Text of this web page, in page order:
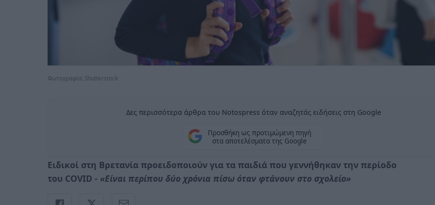
Φωτογραφία: Shutterstock
Δες περισσότερα άρθρα του Notospress όταν αναζητάς ειδήσεις στη Google
Προσθήκη ως προτιμώμενη πηγή
στα αποτελέσματα της Google
Ειδικοί στη Βρετανία προειδοποιούν για τα παιδιά που γεννήθηκαν την περίοδο
του COVID - «Είναι περίπου δύο χρόνια πίσω όταν φτάνουν στο σχολείο»